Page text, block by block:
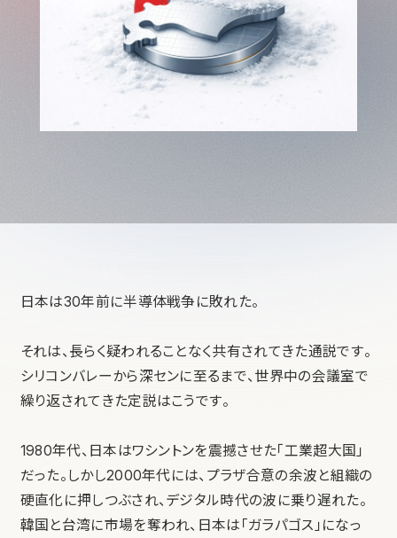
日本は30年前に半導体戦争に敗れた。
それは、長らく疑われることなく共有されてきた通説です。
シリコンバレーから深センに至るまで、世界中の会議室で
繰り返されてきた定説はこうです。
1980年代、日本はワシントンを震撼させた「工業超大国」
だった。しかし2000年代には、プラザ合意の余波と組織の
硬直化に押しつぶされ、デジタル時代の波に乗り遅れた。
韓国と台湾に市場を奪われ、日本は「ガラパゴス」になっ